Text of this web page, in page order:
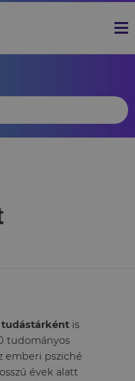
tudástárként is
tudományos
emberi psziché
évek alatt